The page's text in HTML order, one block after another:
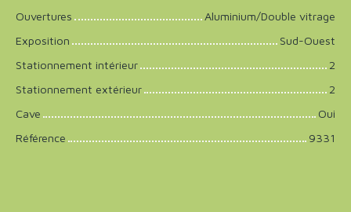
Ouvertures
Aluminium/Double vitrage
Exposition
Sud-Ouest
Stationnement intérieur
2
Stationnement extérieur
2
Cave
Oui
Référence
9331